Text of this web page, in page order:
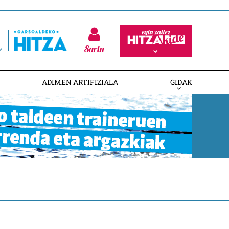
Sartu
ADIMEN ARTIFIZIALA GIDAK